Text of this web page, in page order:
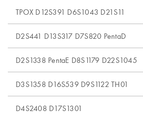
TPOX D12S391 D6S1043 D21S11
D2S441 D13S317 D7S820 PentaD
D2S1338 PentaE D8S1179 D22S1045
D3S1358 D16S539 D9S1122 TH01
D4S2408 D17S1301